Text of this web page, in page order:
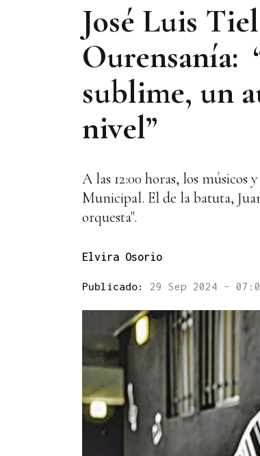
José Luis
Ourensanía:
sublime, un
nivel”
A las 12:00 horas, los
Municipal. El de la batuta,
orquesta".
Elvira Osorio
Publicado: 29 Sep 2024 -